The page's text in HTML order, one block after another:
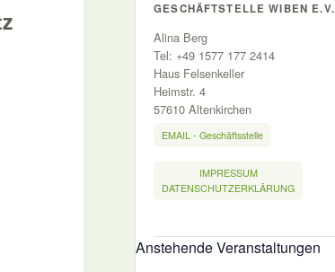
GESCHÄFTSTELLE WIBEN E.V.
Alina Berg
Tel: +49 1577 177 2414
Haus Felsenkeller
Heimstr. 4
57610 Altenkirchen
EMAIL - Geschäftsstelle
IMPRESSUM
DATENSCHUTZERKLÄRUNG
Anstehende Veranstaltungen